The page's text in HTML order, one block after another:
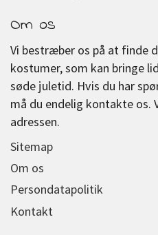
Om os
Vi bestræber os på at finde
kostumer, som kan bringe
søde juletid. Hvis du har
må du endelig kontakte
adressen.
Sitemap
Om os
Persondatapolitik
Kontakt